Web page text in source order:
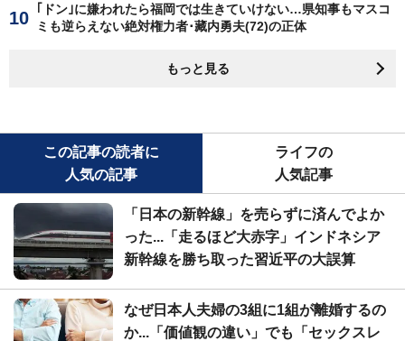
｢ドン｣に嫌われたら福岡では生きていけない…県知事もマスコ
ミも逆らえない絶対権力者･藏内勇夫(72)の正体
もっと見る
この記事の読者に
人気の記事
ライフの
人気記事
「日本の新幹線」を売らずに済んでよか
った...「走るほど大赤字」インドネシア
新幹線を勝ち取った習近平の大誤算
なぜ日本人夫婦の3組に1組が離婚するの
か...「価値観の違い」でも「セックスレ